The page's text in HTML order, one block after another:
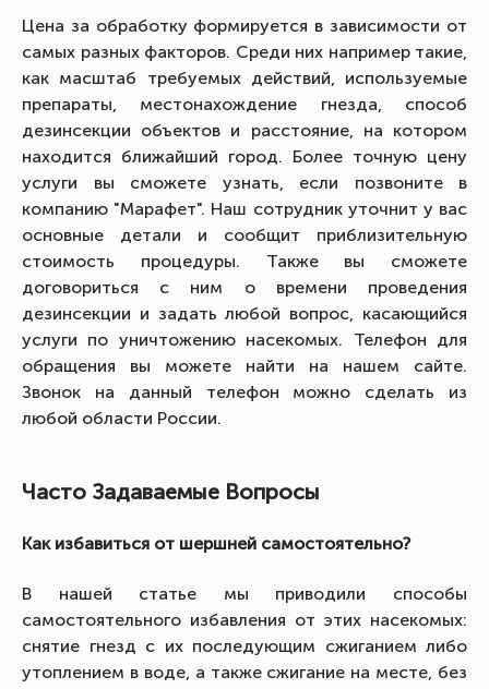
Цена за обработку формируется в зависимости от
самых разных факторов. Среди них например такие,
как масштаб требуемых действий, используемые
препараты, местонахождение гнезда, способ
дезинсекции объектов и расстояние, на котором
находится ближайший город. Более точную цену
услуги вы сможете узнать, если позвоните в
компанию "Марафет". Наш сотрудник уточнит у вас
основные детали и сообщит приблизительную
стоимость процедуры. Также вы сможете
договориться с ним о времени проведения
дезинсекции и задать любой вопрос, касающийся
услуги по уничтожению насекомых. Телефон для
обращения вы можете найти на нашем сайте.
Звонок на данный телефон можно сделать из
любой области России.
Часто Задаваемые Вопросы
Как избавиться от шершней самостоятельно?
В нашей статье мы приводили способы
самостоятельного избавления от этих насекомых:
снятие гнезд с их последующим сжиганием либо
утоплением в воде, а также сжигание на месте, без